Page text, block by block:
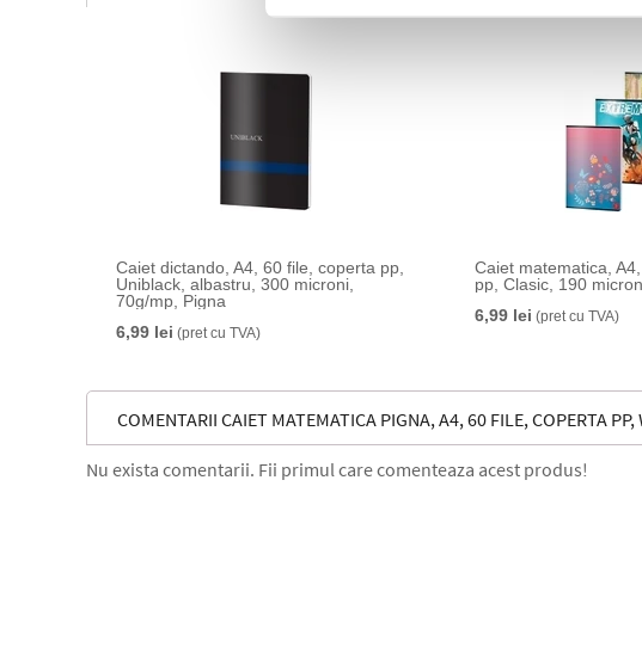
Caiet dictando, A4, 60 file, coperta pp,
Uniblack, albastru, 300 microni,
70g/mp, Pigna
6,99 lei (pret cu TVA)
Caiet matematica,
pp, Clasic, 190
6,99 lei (pret cu TVA)
COMENTARII CAIET MATEMATICA PIGNA, A4, 60 FILE, COPERTA
Nu exista comentarii. Fii primul care comenteaza acest produs!